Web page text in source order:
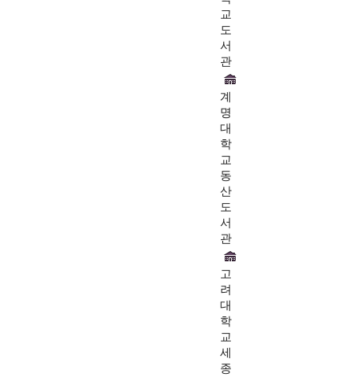
교
도
서
관
계
명
대
학
교
동
산
도
서
관
고
려
대
학
교
세
종